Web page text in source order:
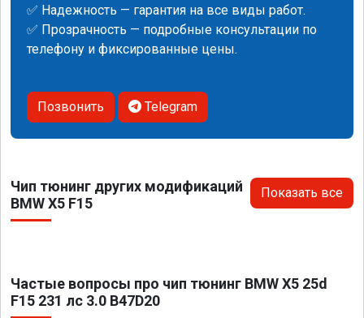
✅ Надежность — гарантия на все виды работ.
✅ Прозрачность — подробные консультации по
телефону и фиксированные цены.
Позвонить Telegram
Чип тюнинг других модификаций
BMW X5 F15
Показать все
Частые вопросы про чип тюнинг BMW X5 25d
F15 231 лс 3.0 B47D20